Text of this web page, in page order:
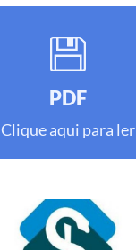
PDF
Clique aqui para ler